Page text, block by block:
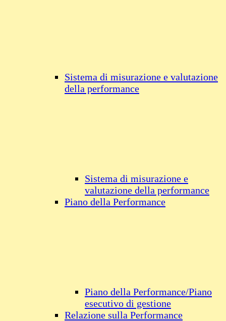
Sistema di misurazione e valutazione
della performance
Sistema di misurazione e
valutazione della performance
Piano della Performance
Piano della Performance/Piano
esecutivo di gestione
Relazione sulla Performance